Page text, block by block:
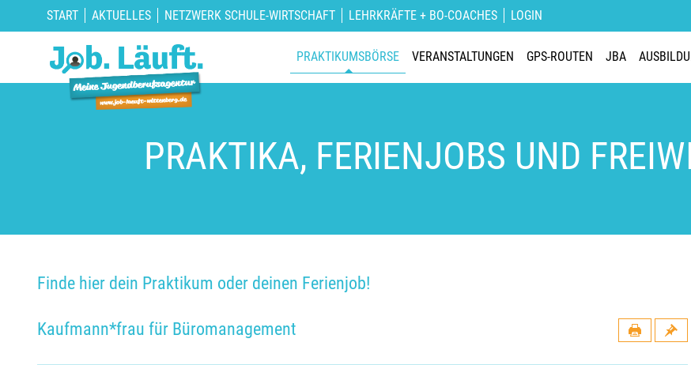
START AKTUELLES NETZWERK SCHULE-WIRTSCHAFT LEHRKRÄFTE + BO-COACHES LOGIN
PRAKTIKUMSBÖRSE VERANSTALTUNGEN GPS-ROUTEN JBA
PRAKTIKA, FERIENJOBS UND
Finde hier dein Praktikum oder deinen Ferienjob!
Kaufmann*frau für Büromanagement